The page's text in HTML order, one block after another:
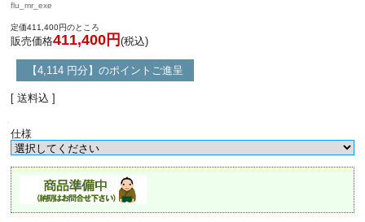
flu_mr_exe
定価411,400円のところ
販売価格411,400円 (税込)
【4,114 円分】のポイントご進呈
[ 送料込 ]
仕様